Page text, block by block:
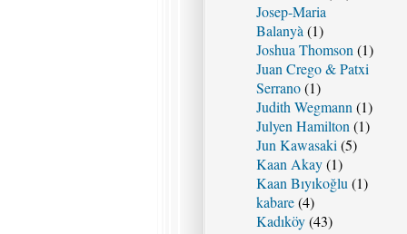
Josep-Maria
Balanyà (1)
Joshua Thomson (1)
Juan Crego & Patxi
Serrano(1)
Judith Wegmann (1)
Julyen Hamilton (1)
Jun Kawasaki (5)
Kaan Akay(1)
Kaan Bıyıkoğlu (1)
kabare(4)
Kadıköy(43)